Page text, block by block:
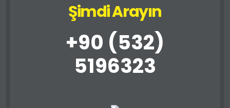
Şimdi Arayın
+90 (532)
5196323